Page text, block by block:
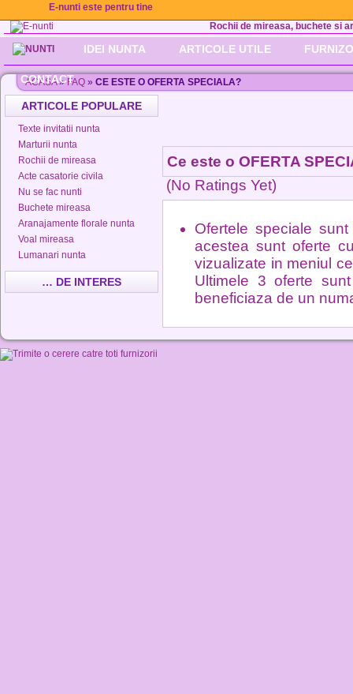
E-nunti este pentru tine
Rochii de mireasa, buchete si
IDEI NUNTA ARTICOLE UTILE
CONTACT
ACASA»FAQ » CE ESTE O OFERTA SPECIALA?
ARTICOLE POPULARE
Texte invitatii nunta
Marturii nunta
Rochii de mireasa
Acte casatorie civila
Nu se fac nunti
Buchete mireasa
Aranajamente florale nunta
Voal mireasa
Lumanari nunta
… DE INTERES
Ce este o OFERTA
(No Ratings Yet)
Ofertele speciale
acestea sunt oferte
vizualizate in meniul
Ultimele 3 oferte
beneficiaza de un